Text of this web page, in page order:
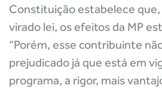
Constituição estabelece
virado lei, os efeitos da MP
“Porém, esse contribuinte
prejudicado já que está em
programa, a rigor, mais